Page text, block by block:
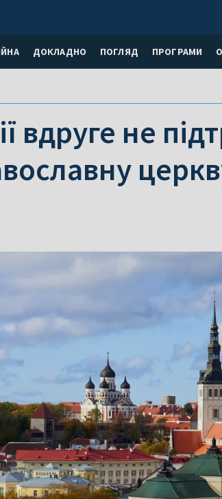
ДОКЛАДНО ПОГЛЯД ПРОГРАМИ
вдруге не